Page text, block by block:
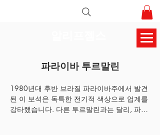
파라이바 투르말린
1980년대 후반 브라질 파라이바주에서 발견
된 이 보석은 독특한 전기적 색상으로 업계를
강타했습니다. 다른 투르말린과는 달리, 파라